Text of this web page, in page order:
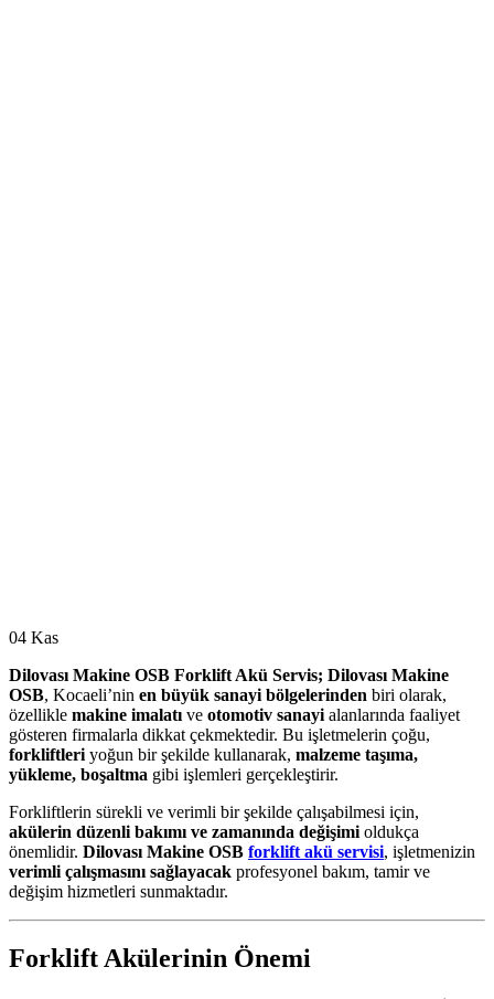
04 Kas
Dilovası Makine OSB Forklift Akü Servis; Dilovası Makine
OSB, Kocaeli’nin en büyük sanayi bölgelerinden biri olarak,
özellikle makine imalatı ve otomotiv sanayi alanlarında faaliyet
gösteren firmalarla dikkat çekmektedir. Bu işletmelerin çoğu,
forkliftleri yoğun bir şekilde kullanarak, malzeme taşıma,
yükleme, boşaltma gibi işlemleri gerçekleştirir.
Forkliftlerin sürekli ve verimli bir şekilde çalışabilmesi için,
akülerin düzenli bakımı ve zamanında değişimi oldukça
önemlidir. Dilovası Makine OSB forklift akü servisi, işletmenizin
verimli çalışmasını sağlayacak profesyonel bakım, tamir ve
değişim hizmetleri sunmaktadır.
Forklift Akülerinin Önemi